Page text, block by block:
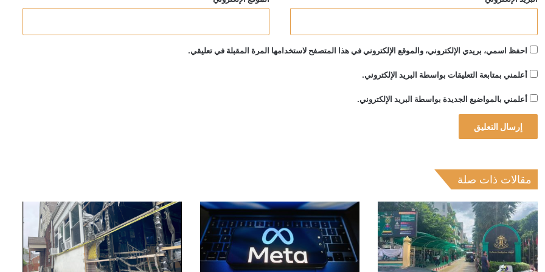
احفظ اسمي، بريدي الإلكتروني، والموقع الإلكتروني في هذا المتصفح لاستخدامها المرة المقبلة في تعليقي.
أعلمني بمتابعة التعليقات بواسطة البريد الإلكتروني.
أعلمني بالمواضيع الجديدة بواسطة البريد الإلكتروني.
مقالات ذات صلة